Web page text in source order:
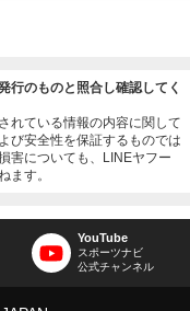
行のものと照合し確認してく
れている情報の内容に関して
び安全性を保証するものでは
害についても、LINEヤフー
ます。
YouTube
スポーツナビ
公式チャンネル